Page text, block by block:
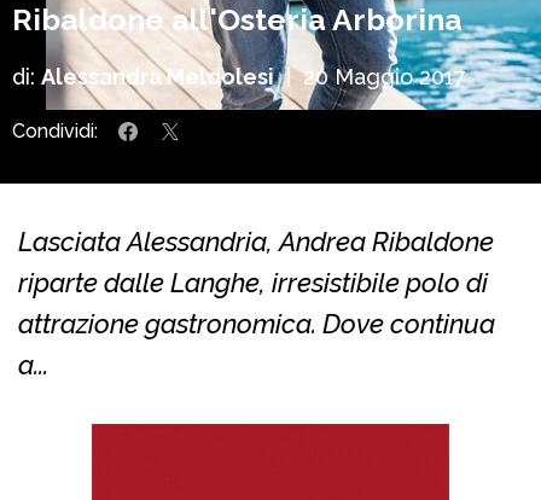
Ribaldone all'Osteria Arborina
di: Alessandra Meldolesi | 20 Maggio 2017
Condividi:
Lasciata Alessandria, Andrea Ribaldone
riparte dalle Langhe, irresistibile polo di
attrazione gastronomica. Dove continua
a...